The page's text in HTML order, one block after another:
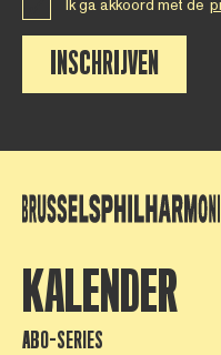
Ik ga akkoord met de
INSCHRIJVEN
KALENDER
ABO-SERIES